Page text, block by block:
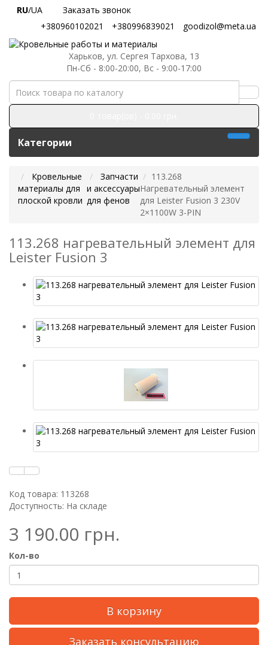
RU/UA
Заказать звонок
+380960102021
+380996839021 goodizol@meta.ua
Харьков, ул. Сергея Тархова, 13
Пн-Сб - 8:00-20:00, Вс - 9:00-17:00
Категории
Кровельные
материалы для
плоской кровли
Запчасти
и аксессуары
для фенов
113.268
Нагревательный элемент
для Leister Fusion 3 230V
2×1100W 3-PIN
113.268 нагревательный элемент для
Leister Fusion 3
Код товара: 113268
Доступность: На складе
3 190.00 грн.
Кол-во
В корзину
Заказать консультацию